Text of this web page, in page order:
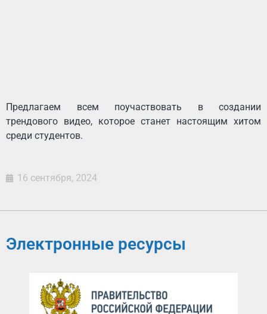
Предлагаем всем поучаствовать в создании
трендового видео, которое станет настоящим хитом
среди студентов.
16 сентября, 2024
Электронные ресурсы